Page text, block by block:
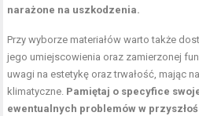
narażone na uszkodzenia.
Przy wyborze materiałów warto także
jego umiejscowienia oraz zamierzonej
uwagi na estetykę oraz trwałość, mając
klimatyczne. Pamiętaj o specyfice
ewentualnych problemów w